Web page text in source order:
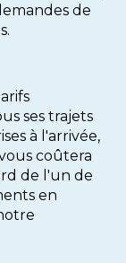
de
ses trajets
à l'arrivée,
coûtera
de l'un de
en